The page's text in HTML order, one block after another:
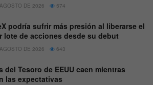
DE 2026 574
podría sufrir más presión al liberarse el
lote de acciones desde su debut
DE 2026 643
del Tesoro de EEUU caen mientras
las expectativas